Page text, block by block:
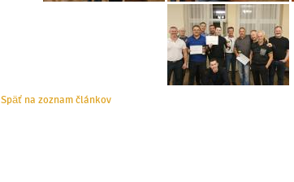
Späť na zoznam článkov